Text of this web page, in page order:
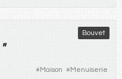
Bouvet
"
#Maison #Menuiserie